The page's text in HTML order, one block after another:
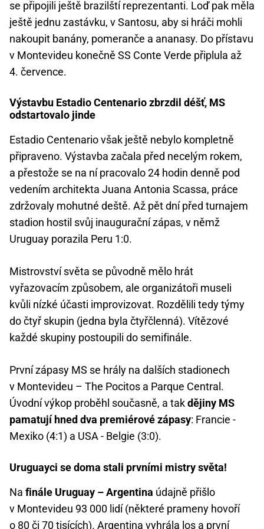
se připojili ještě brazilští reprezentanti. Loď pak měla
ještě jednu zastávku, v Santosu, aby si hráči mohli
nakoupit banány, pomeranče a ananasy. Do přístavu
v Montevideu konečně SS Conte Verde připlula až
4. července.
Výstavbu Estadio Centenario zbrzdil déšť, MS
odstartovalo jinde
Estadio Centenario však ještě nebylo kompletně
připraveno. Výstavba začala před necelým rokem,
a přestože se na ní pracovalo 24 hodin denně pod
vedením architekta Juana Antonia Scassa, práce
zdržovaly mohutné deště. Až pět dní před turnajem
stadion hostil svůj inaugurační zápas, v němž
Uruguay porazila Peru 1:0.
Mistrovství světa se původně mělo hrát
vyřazovacím způsobem, ale organizátoři museli
kvůli nízké účasti improvizovat. Rozdělili tedy týmy
do čtyř skupin (jedna byla čtyřčlenná). Vítězové
každé skupiny postoupili do semifinále.
První zápasy MS se hrály na dalších stadionech
v Montevideu – The Pocitos a Parque Central.
Úvodní výkop proběhl současně, a takdějiny MS
pamatují hned dva premiérové zápasy: Francie -
Mexiko (4:1) a USA - Belgie (3:0).
Uruguayci se doma stali prvními mistry světa!
Na finále Uruguay – Argentina údajně přišlo
v Montevideu 93 000 lidí (některé prameny hovoří
o 80 či 70 tisících). Argentina vyhrála los a první